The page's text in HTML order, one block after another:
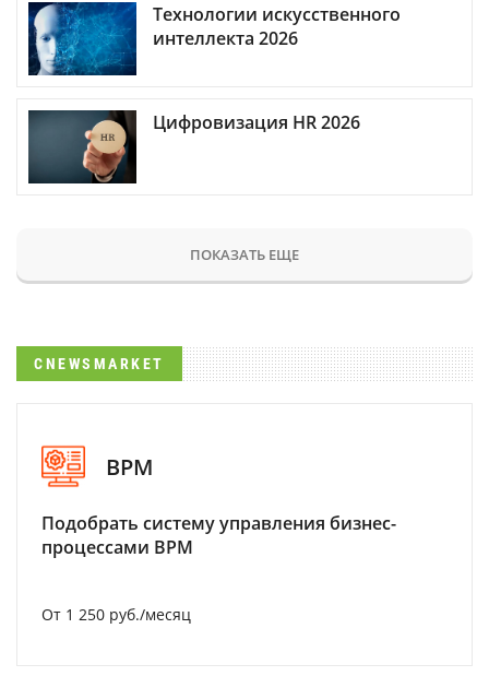
Технологии искусственного
интеллекта 2026
Цифровизация HR 2026
ПОКАЗАТЬ ЕЩЕ
CNEWSMARKET
BPM
Подобрать систему управления бизнес-
процессами BPM
От 1 250 руб./месяц